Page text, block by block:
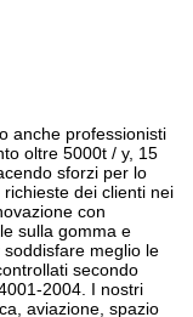
anche professionisti
sforzi per lo
con
sulla gomma e
meglio le
secondo
2004. I nostri
aviazione, spazio
e macchinari, e
Medio Oriente e